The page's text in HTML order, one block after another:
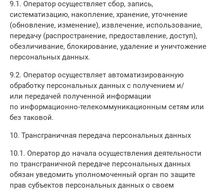
9.1. Оператор осуществляет сбор, запись,
систематизацию, накопление, хранение, уточнение
(обновление, изменение), извлечение, использование,
передачу (распространение, предоставление, доступ),
обезличивание, блокирование, удаление и уничтожение
персональных данных.
9.2. Оператор осуществляет автоматизированную
обработку персональных данных с получением и/
или передачей полученной информации
по информационно-телекоммуникационным сетям или
без таковой.
10. Трансграничная передача персональных данных
10.1. Оператор до начала осуществления деятельности
по трансграничной передаче персональных данных
обязан уведомить уполномоченный орган по защите
прав субъектов персональных данных о своем